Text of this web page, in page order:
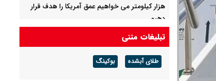
هزار کیلومتر می خواهیم عمق آمریکا را هدف قرار
دهیم
علم‌الهدی: افرادی که می‌گویند جنگ را تمام کنید،
بی‌عقل مریض و منافق هستند
تبلیغات متنی
طلای آبشده بوکینگ